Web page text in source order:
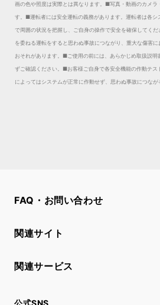
画の色や照度は実際とは異なります。 ■写真・動画のカメラ
す。 ■運転者には安全運転の義務があります。運転者は各
で周囲の状況を把握し、ご自身の操作で安全を確保してくだ
を委ねる運転をすると思わぬ事故につながり、重大な傷害
おそれがあります。 ■ご使用の前には、あらかじめ取扱説
ずご確認ください。■お客様ご自身で各安全機能の作動テス
によってはシステムが正常に作動せず、思わぬ事故につなが
FAQ・お問い合わせ
関連サイト
関連サービス